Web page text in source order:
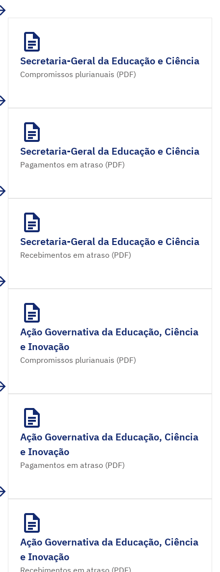
Secretaria-Geral da Educação e Ciência
Compromissos plurianuais (PDF)
Secretaria-Geral da Educação e Ciência
Pagamentos em atraso (PDF)
Secretaria-Geral da Educação e Ciência
Recebimentos em atraso (PDF)
Ação Governativa da Educação, Ciência
e Inovação
Compromissos plurianuais (PDF)
Ação Governativa da Educação, Ciência
e Inovação
Pagamentos em atraso (PDF)
Ação Governativa da Educação, Ciência
e Inovação
Recebimentos em atraso (PDF)